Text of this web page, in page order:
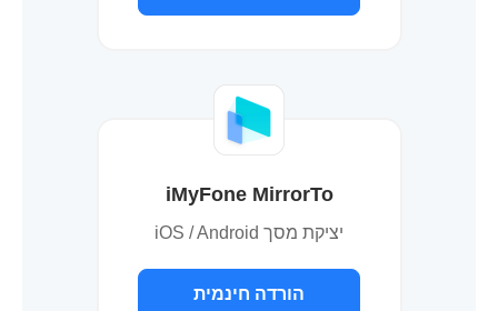
iMyFone MirrorTo
יציקת מסך iOS / Android
הורדה חינמית